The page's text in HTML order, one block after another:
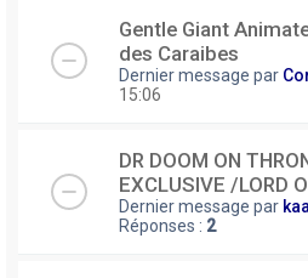
Gentle Giant
des Caraibes
Dernier message par
15:06
DR DOOM ON
EXCLUSIVE /LORD
Dernier message par
Réponses : 2